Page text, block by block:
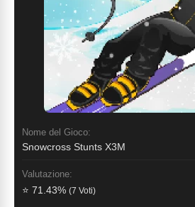
Nome del Gioco:
Snowcross Stunts X3M
Valutazione:
⭐ 71.43% (7 Voti)